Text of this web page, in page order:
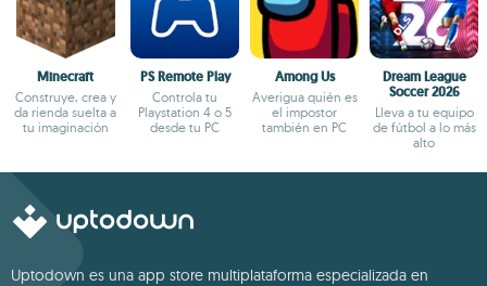
Minecraft
Construye, crea y
da rienda suelta a
tu imaginación
PS Remote Play
Controla tu
Playstation 4 o 5
desde tu PC
Among Us
Averigua quién es
el impostor
también en PC
Dream League
Soccer 2026
Lleva a tu equipo
de fútbol a lo más
alto
Uptodown es una app store multiplataforma especializada en